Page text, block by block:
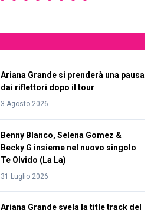
Ariana Grande si prenderà una pausa
dai riflettori dopo il tour
3 Agosto 2026
Benny Blanco, Selena Gomez &
Becky G insieme nel nuovo singolo
Te Olvido (La La)
31 Luglio 2026
Ariana Grande svela la title track del